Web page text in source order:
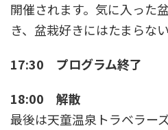
開催されます。気に入った
き、盆栽好きにはたまらな
17:30 プログラム終了
18:00 解散
最後は天童温泉トラベラー